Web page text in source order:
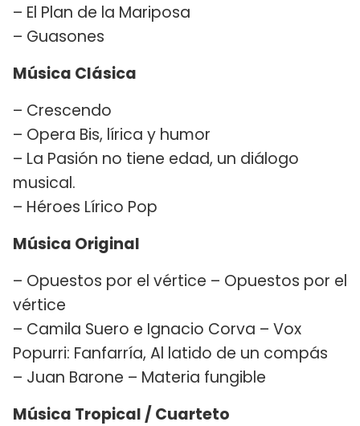
– El Plan de la Mariposa
– Guasones
Música Clásica
– Crescendo
– Opera Bis, lírica y humor
– La Pasión no tiene edad, un diálogo
musical.
– Héroes Lírico Pop
Música Original
– Opuestos por el vértice – Opuestos por el
vértice
– Camila Suero e Ignacio Corva – Vox
Popurri: Fanfarría, Al latido de un compás
– Juan Barone – Materia fungible
Música Tropical / Cuarteto